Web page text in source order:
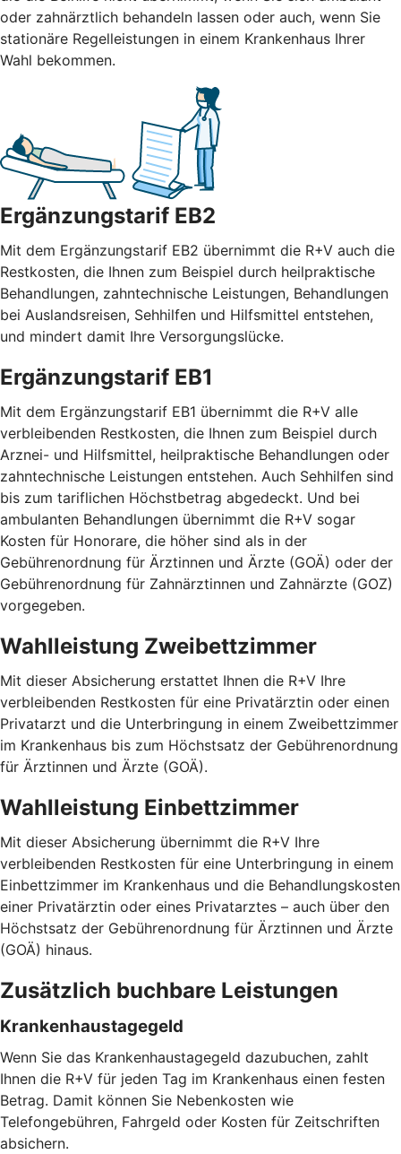
oder zahnärztlich behandeln lassen oder auch, wenn Sie
stationäre Regelleistungen in einem Krankenhaus Ihrer
Wahl bekommen.
Ergänzungstarif EB2
Mit dem Ergänzungstarif EB2 übernimmt die R+V auch die
Restkosten, die Ihnen zum Beispiel durch heilpraktische
Behandlungen, zahntechnische Leistungen, Behandlungen
bei Auslandsreisen, Sehhilfen und Hilfsmittel entstehen,
und mindert damit Ihre Versorgungslücke.
Ergänzungstarif EB1
Mit dem Ergänzungstarif EB1 übernimmt die R+V alle
verbleibenden Restkosten, die Ihnen zum Beispiel durch
Arznei- und Hilfsmittel, heilpraktische Behandlungen oder
zahntechnische Leistungen entstehen. Auch Sehhilfen sind
bis zum tariflichen Höchstbetrag abgedeckt. Und bei
ambulanten Behandlungen übernimmt die R+V sogar
Kosten für Honorare, die höher sind als in der
Gebührenordnung für Ärztinnen und Ärzte (GOÄ) oder der
Gebührenordnung für Zahnärztinnen und Zahnärzte (GOZ)
vorgegeben.
Wahlleistung Zweibettzimmer
Mit dieser Absicherung erstattet Ihnen die R+V Ihre
verbleibenden Restkosten für eine Privatärztin oder einen
Privatarzt und die Unterbringung in einem Zweibettzimmer
im Krankenhaus bis zum Höchstsatz der Gebührenordnung
für Ärztinnen und Ärzte (GOÄ).
Wahlleistung Einbettzimmer
Mit dieser Absicherung übernimmt die R+V Ihre
verbleibenden Restkosten für eine Unterbringung in einem
Einbettzimmer im Krankenhaus und die Behandlungskosten
einer Privatärztin oder eines Privatarztes – auch über den
Höchstsatz der Gebührenordnung für Ärztinnen und Ärzte
(GOÄ) hinaus.
Zusätzlich buchbare Leistungen
Krankenhaustagegeld
Wenn Sie das Krankenhaustagegeld dazubuchen, zahlt
Ihnen die R+V für jeden Tag im Krankenhaus einen festen
Betrag. Damit können Sie Nebenkosten wie
Telefongebühren, Fahrgeld oder Kosten für Zeitschriften
absichern.